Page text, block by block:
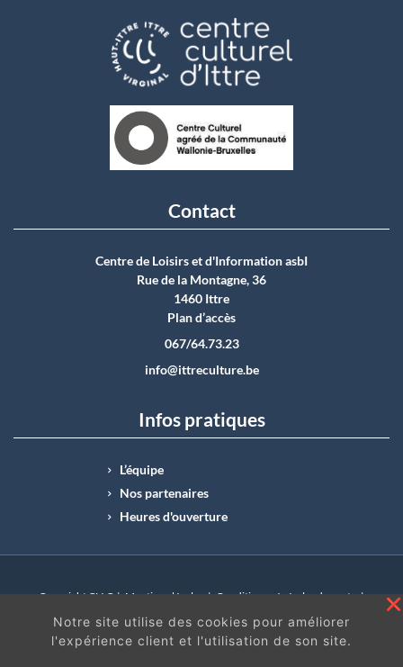
Contact
Centre de Loisirs et d'Information asbI
Rue de la Montagne, 36
1460 Ittre
Plan d’accès
067/64.73.23
info@ittreculture.be
Infos pratiques
L’équipe
Nos partenaires
Heures d'ouverture
Copyright CLI © | Mentions légales | Conditions générales de vente |
N°Entreprise : BE0414.742.009 |
BE50 0012 6285 4518
Notre site utilise des cookies pour améliorer
l'expérience client et l'utilisation de son site.